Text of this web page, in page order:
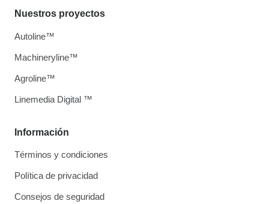
Información
Términos y condiciones
Política de privacidad
Consejos de seguridad
Nuestros proyectos
Autoline™
Machineryline™
Agroline™
Linemedia Digital ™